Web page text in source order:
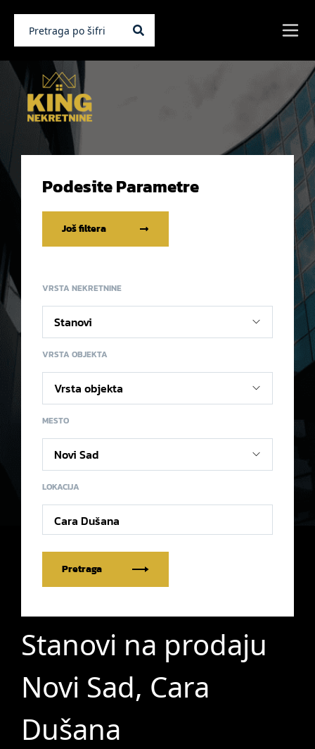
Podesite Parametre
Još filtera
VRSTA NEKRETNINE
VRSTA OBJEKTA
MESTO
LOKACIJA
Cara Dušana
Pretraga
Stanovi na prodaju
Novi Sad, Cara
Dušana